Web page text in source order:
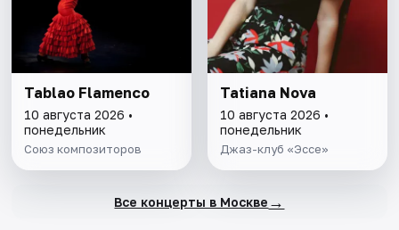
Tablao Flamenсo
10 августа 2026 •
понедельник
Союз композиторов
Tatiana Nova
10 августа 2026 •
понедельник
Джаз-клуб «Эссе»
Все концерты в Москве →